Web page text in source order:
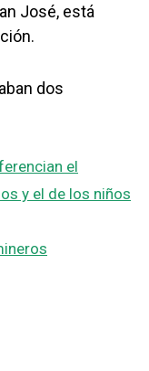
José, está
dos
el
y el de los niños